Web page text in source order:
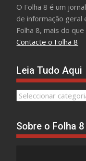
O Folha 8 é um
de informação geral
Folha 8, mais do
Contacte o Folha 8
Leia Tudo Aqui
Leia
Sobre o Folha 8